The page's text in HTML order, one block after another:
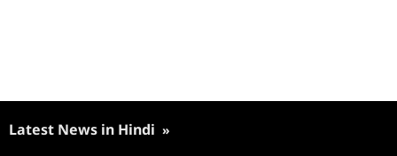
Latest News in Hindi »